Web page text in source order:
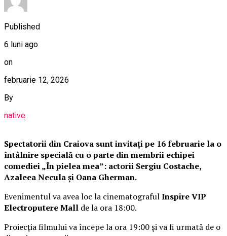
Published
6 luni ago
on
februarie 12, 2026
By
native
Spectatorii din Craiova sunt invitați pe 16 februarie la o
întâlnire specială cu o parte din membrii echipei
comediei „În pielea mea”: actorii Sergiu Costache,
Azaleea Necula și Oana Gherman.
Evenimentul va avea loc la cinematografulInspire VIP
Electroputere Mall de la ora 18:00.
Proiecția filmului va începe la ora 19:00 și va fi urmată de o